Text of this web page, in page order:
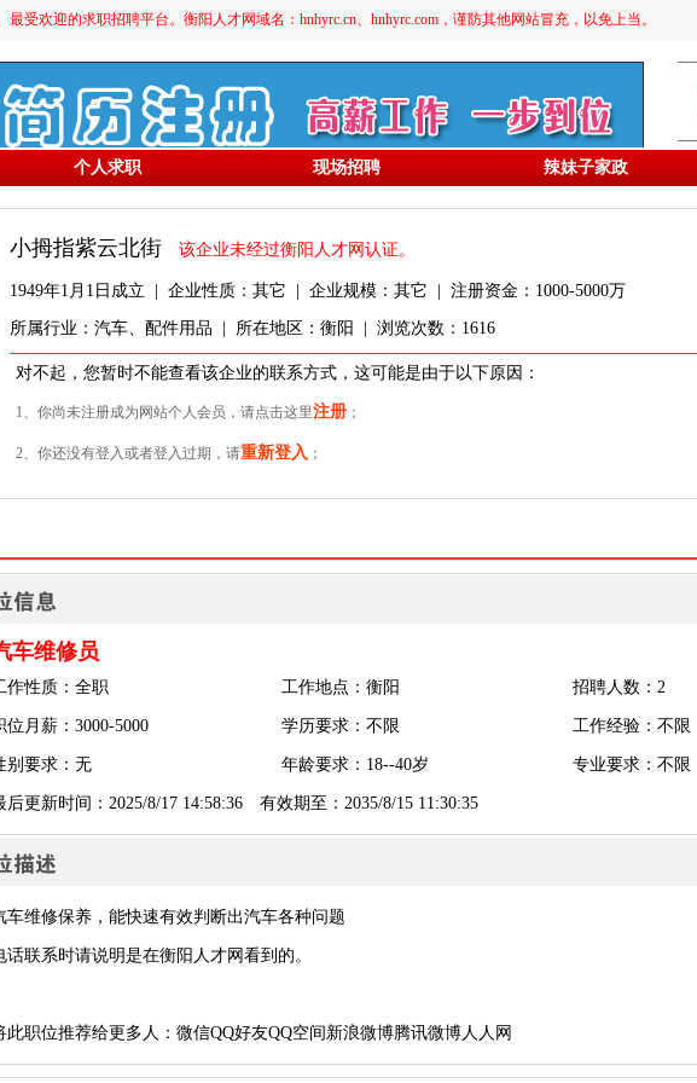
欢迎的求职招聘平台。衡阳人才网域名：hnhyrc.cn、hnhyrc.com，谨防其他网站冒充，以免上当。
个人求职 现场招聘 辣妹子家政
小拇指紫云北街该企业未经过衡阳人才网认证。
1949年1月1日成立 | 企业性质：其它 | 企业规模：其它 | 注册资金：1000-5000万
所属行业：汽车、配件用品 | 所在地区：衡阳 | 浏览次数：1616
对不起，您暂时不能查看该企业的联系方式，这可能是由于以下原因：
1、你尚未注册成为网站个人会员，请点击这里注册；
2、你还没有登入或者登入过期，请重新登入 ；
车维修员
作性质：全职 工作地点：衡阳 招聘人数：2
位月薪：3000-5000 学历要求：不限 工作经验：不限
别要求：无 年龄要求：18--40岁 专业要求：不限
后更新时间：2025/8/17 14:58:36 有效期至：2035/8/15 11:30:35
车维修保养，能快速有效判断出汽车各种问题
话联系时请说明是在衡阳人才网看到的。
此职位推荐给更多人： 微信QQ好友QQ空间 新浪微博腾讯微博人人网